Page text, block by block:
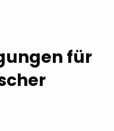
für